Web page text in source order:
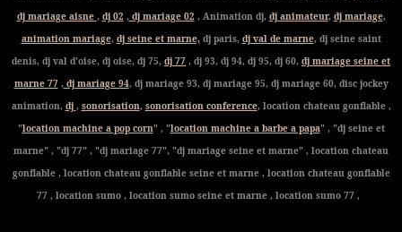
dj mariage aisne , dj 02 ,dj mariage 02 , Animation dj, dj animateur, dj mariage,
animation mariage, dj seine et marne,dj paris, dj val de marne, dj seine saint
denis, dj val d'oise, dj oise, dj 75, dj 77 , dj 93, dj 94, dj 95, dj 60, dj mariage seine et
marne 77,dj mariage 94, dj mariage 93, dj mariage 95, dj mariage 60, disc jockey
animation, dj , sonorisation, sonorisation conference, location chateau gonflable ,
"location machine a pop corn" , "location machine a barbe a papa" , "dj seine et
marne" , "dj 77" , "dj mariage 77", "dj mariage seine et marne" , location chateau
gonflable , location chateau gonflable seine et marne , location chateau gonflable
77 , location sumo , location sumo seine et marne , location sumo 77 ,